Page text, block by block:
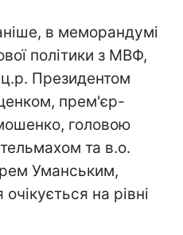
в меморандумі
політики з МВФ,
Президентом
прем'єр-
головою
та в.о.
Уманським,
на рівні